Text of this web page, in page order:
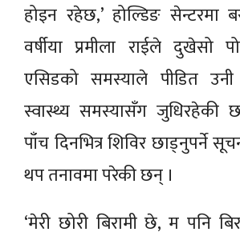
होइन रहेछ,’ होल्डिङ
वर्षीया प्रमीला राईले दुखेसो
एसिडको समस्याले पीडित
स्वास्थ्य समस्यासँग जुधिरहेकी
पाँच दिनभित्र शिविर छाड्नुपर्ने
थप तनावमा परेकी छन् ।
‘मेरी छोरी बिरामी छे, म पनि